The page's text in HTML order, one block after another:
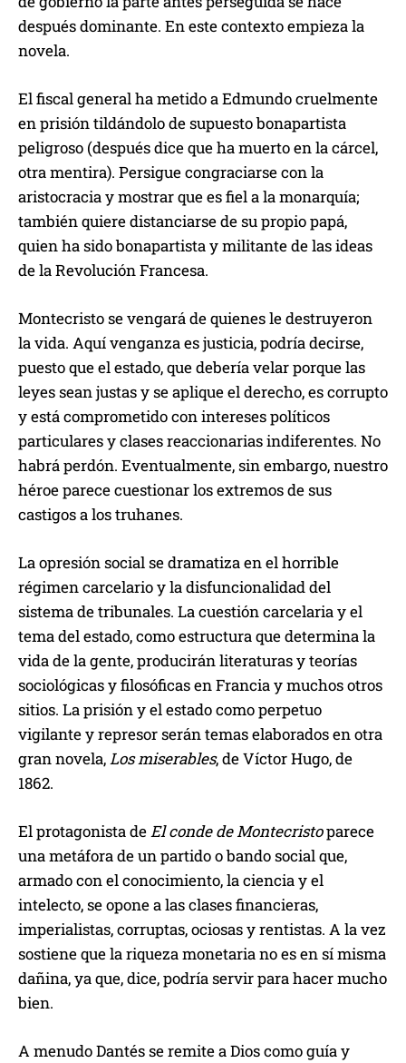
después dominante. En este contexto empieza la
novela.
El fiscal general ha metido a Edmundo cruelmente
en prisión tildándolo de supuesto bonapartista
peligroso (después dice que ha muerto en la cárcel,
otra mentira). Persigue congraciarse con la
aristocracia y mostrar que es fiel a la monarquía;
también quiere distanciarse de su propio papá,
quien ha sido bonapartista y militante de las ideas
de la Revolución Francesa.
Montecristo se vengará de quienes le destruyeron
la vida. Aquí venganza es justicia, podría decirse,
puesto que el estado, que debería velar porque las
leyes sean justas y se aplique el derecho, es corrupto
y está comprometido con intereses políticos
particulares y clases reaccionarias indiferentes. No
habrá perdón. Eventualmente, sin embargo, nuestro
héroe parece cuestionar los extremos de sus
castigos a los truhanes.
La opresión social se dramatiza en el horrible
régimen carcelario y la disfuncionalidad del
sistema de tribunales. La cuestión carcelaria y el
tema del estado, como estructura que determina la
vida de la gente, producirán literaturas y teorías
sociológicas y filosóficas en Francia y muchos otros
sitios. La prisión y el estado como perpetuo
vigilante y represor serán temas elaborados en otra
gran novela,Los miserables, de Víctor Hugo, de
1862.
El protagonista deEl conde de Montecristoparece
una metáfora de un partido o bando social que,
armado con el conocimiento, la ciencia y el
intelecto, se opone a las clases financieras,
imperialistas, corruptas, ociosas y rentistas. A la vez
sostiene que la riqueza monetaria no es en sí misma
dañina, ya que, dice, podría servir para hacer mucho
bien.
A menudo Dantés se remite a Dios como guía y